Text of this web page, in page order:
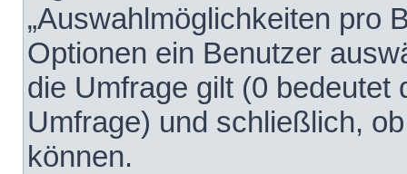
„Auswahlmöglichkeiten pro
Optionen ein Benutzer
die Umfrage gilt (0 bedeutet
Umfrage) und schließlich,
können.